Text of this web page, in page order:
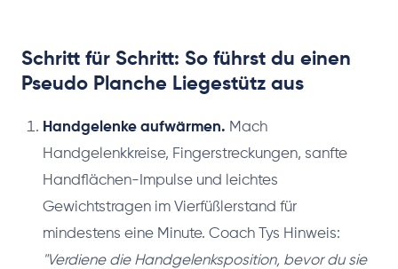
Schritt für Schritt: So führst du einen
Pseudo Planche Liegestütz aus
Handgelenke aufwärmen. Mach
Handgelenkkreise, Fingerstreckungen, sanfte
Handflächen-Impulse und leichtes
Gewichtstragen im Vierfüßlerstand für
mindestens eine Minute. Coach Tys Hinweis:
"Verdiene die Handgelenksposition, bevor du sie